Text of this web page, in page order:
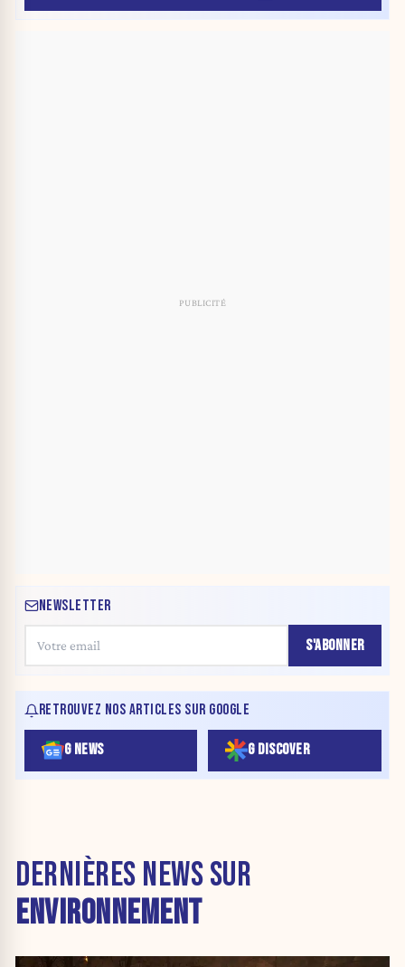
NEWSLETTER
S'ABONNER
RETROUVEZ NOS ARTICLES SUR GOOGLE
G NEWS G DISCOVER
DERNIÈRES NEWS SUR
ENVIRONNEMENT